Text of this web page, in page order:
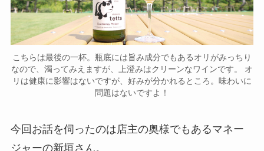
こちらは最後の一杯。瓶底には旨み成分でもあるオリがみっちり
なので、濁ってみえますが、上澄みはクリーンなワインです。 オ
リは健康に影響はないですが、好みが分かれるところ。味わいに
問題はないですよ！
今回お話を伺ったのは店主の奥様でもあるマネー
ジャーの新垣さん。